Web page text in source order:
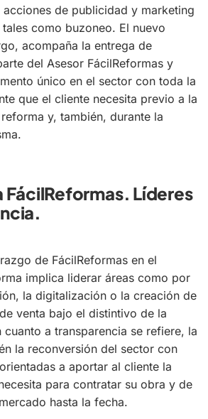
de publicidad y marketing
como buzoneo. El nuevo
acompaña la entrega de
del Asesor FácilReformas y
único en el sector con toda la
que el cliente necesita previo a la
y, también, durante la
FácilReformas. Líderes
de FácilReformas en el
implica liderar áreas como por
la digitalización o la creación de
venta bajo el distintivo de la
cuanto a transparencia se refiere, la
la reconversión del sector con
a aportar al cliente la
para contratar su obra y de
hasta la fecha.